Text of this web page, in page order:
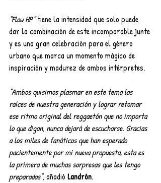
“Flow HP” tiene la intensidad que solo puede
dar la combinación de este incomparable junte
y es una gran celebración para el género
urbano que marca un momento mágico de
inspiración y madurez de ambos intérpretes.
“Ambos quisimos plasmar en este tema las
raíces de nuestra generación y lograr retomar
ese ritmo original del reggaetón que no importa
lo que digan, nunca dejará de escucharse. Gracias
a los miles de fanáticos que han esperado
pacientemente por mi nueva propuesta, esta es
la primera de muchas sorpresas que les tengo
preparadas”, añadió Landrón.